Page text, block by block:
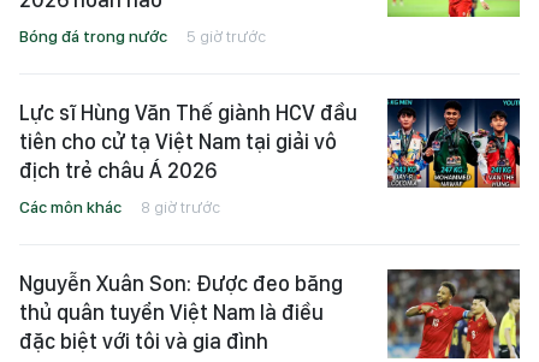
Bóng đá trong nước 5 giờ trước
Lực sĩ Hùng Văn Thế giành HCV đầu
tiên cho cử tạ Việt Nam tại giải vô
địch trẻ châu Á 2026
Các môn khác 8 giờ trước
Nguyễn Xuân Son: Được đeo băng
thủ quân tuyển Việt Nam là điều
đặc biệt với tôi và gia đình